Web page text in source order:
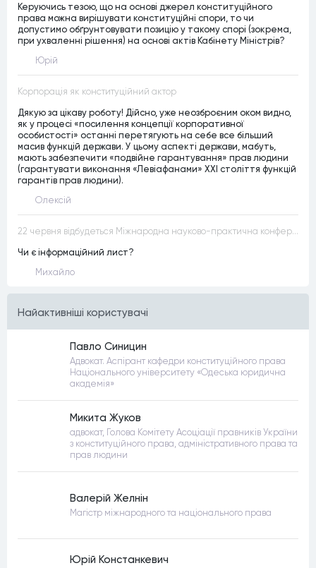
Керуючись тезою, що на основі джерел конституційного
права можна вирішувати конституційні спори, то чи
допустимо обґрунтовувати позицію у такому спорі (зокрема,
при ухваленні рішення) на основі актів Кабінету Міністрів?
Юрій
Корпорація як конституційний актор
Дякую за цікаву роботу! Дійсно, уже неозброєним оком видно,
як у процесі «посилення концепції корпоративної
особистості» останні перетягують на себе все більший
масив функцій держави. У цьому аспекті держави, мабуть,
мають забезпечити «подвійне гарантування» прав людини
(гарантувати виконання «Левіафанами» ХХІ століття функцій
гарантів прав людини).
Олексій
22 червня відбудеться Міжнародна науково-практична конференція “Конституційна демократія в умовах загроз територіальній цілісності та національній безпеці”
Чи є інформаційний лист?
Михайло
Найактивнiшi користувачi
Павло Синицин
Адвокат. Аспірант кафедри конституційного права
Національного університету «Одеська юридична
академія»
Микита Жуков
адвокат, Голова Комітету Асоціації правників України
з конституційного права, адміністративного права та
прав людини
Валерій Желнін
Магістр міжнародного та національного права
Юрій Констанкевич